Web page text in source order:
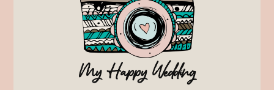
My Happy Wedding